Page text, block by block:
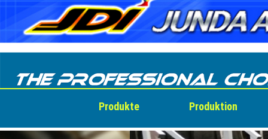
content
Produkte Produktion